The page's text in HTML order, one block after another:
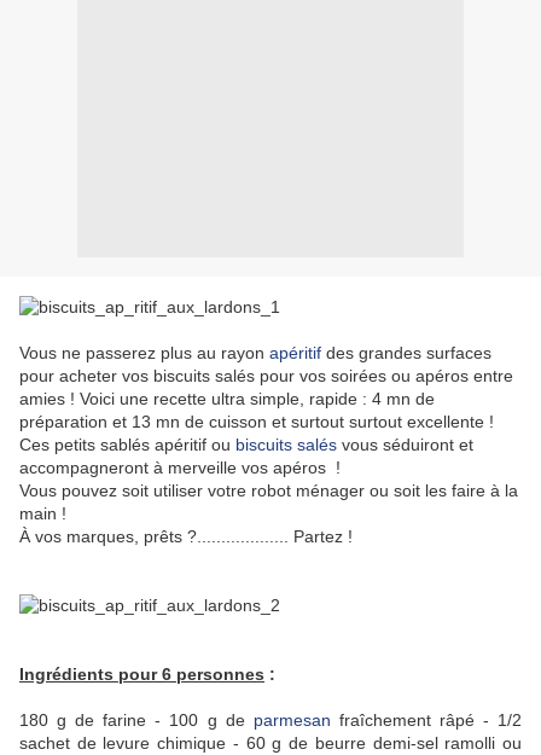
Vous ne passerez plus au rayon apéritif des grandes surfaces
pour acheter vos biscuits salés pour vos soirées ou apéros entre
amies ! Voici une recette ultra simple, rapide : 4 mn de
préparation et 13 mn de cuisson et surtout surtout excellente !
Ces petits sablés apéritif ou biscuits salés vous séduiront et
accompagneront à merveille vos apéros !
Vous pouvez soit utiliser votre robot ménager ou soit les faire à la
main !
À vos marques, prêts ?................... Partez !
Ingrédients pour 6 personnes :
180 g de farine - 100 g de parmesan fraîchement râpé - 1/2
sachet de levure chimique - 60 g de beurre demi-sel ramolli ou